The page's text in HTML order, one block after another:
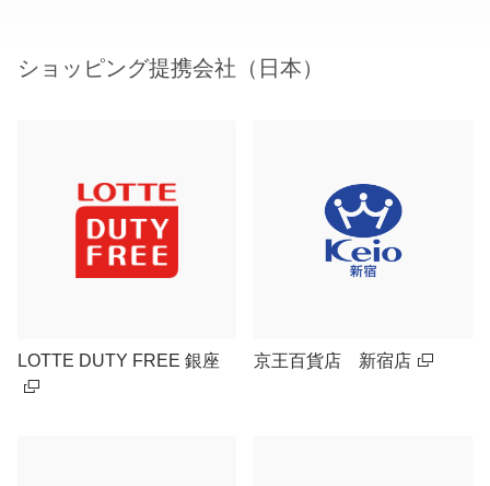
ショッピング提携会社（日本）
LOTTE DUTY FREE 銀座 京王百貨店 新宿店